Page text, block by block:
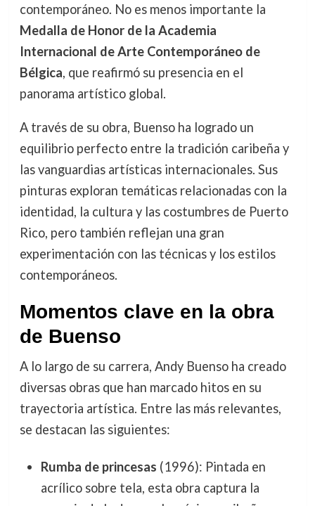
contemporáneo. No es menos importante la
Medalla de Honor de la Academia
Internacional de Arte Contemporáneo de
Bélgica, que reafirmó su presencia en el
panorama artístico global.
A través de su obra, Buenso ha logrado un
equilibrio perfecto entre la tradición caribeña y
las vanguardias artísticas internacionales. Sus
pinturas exploran temáticas relacionadas con la
identidad, la cultura y las costumbres de Puerto
Rico, pero también reflejan una gran
experimentación con las técnicas y los estilos
contemporáneos.
Momentos clave en la obra
de Buenso
A lo largo de su carrera, Andy Buenso ha creado
diversas obras que han marcado hitos en su
trayectoria artística. Entre las más relevantes,
se destacan las siguientes:
Rumba de princesas (1996): Pintada en
acrílico sobre tela, esta obra captura la